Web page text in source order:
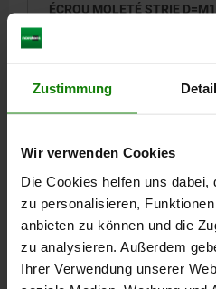
Zustimmung
Wir verwenden Cookies
Die Cookies helfen uns dabei,
zu personalisieren,
anbieten zu können und die
zu analysieren. Außerdem
Ihrer Verwendung unserer
ÉCROU MOLETÉ STRIE
FILETAGE=M12
DIAMÈTRE
2,84 CHF
hors frais d’envoi
06110